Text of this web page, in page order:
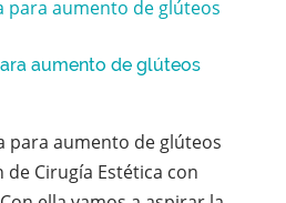
aumento de glúteos
para aumento de glúteos
Cirugía Estética con